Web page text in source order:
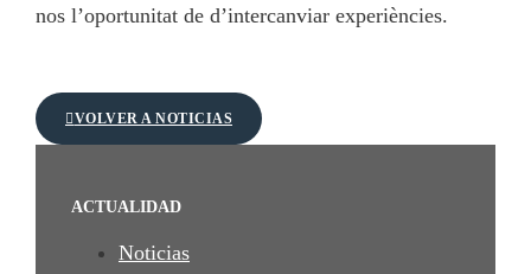
nos l’oportunitat de d’intercanviar experiències.
VOLVER A NOTICIAS
ACTUALIDAD
Noticias